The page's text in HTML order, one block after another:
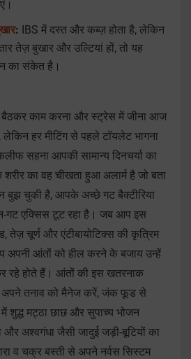
: IBS में दस्त और कब्ज़ होता है, लेकिन
तेज़ बुखार और उल्टियां हों, तो यह
का संकेत है।
बैठकर काम करना और स्ट्रेस में जीना आज
हर मीटिंग से पहले टॉयलेट भागना
सहना आपकी सामान्य दिनचर्या का
का वह चीखता हुआ अलार्म है जो बता
बुझ चुकी है, आपके अच्छे गट बैक्टीरिया
गट एक्सिस टूट रहा है। जब आप इस
तेज़ चूर्ण और एंटीबायोटिक्स की कृत्रिम
अपनी आंतों को हील करने के बजाय उन्हें
रहे होते हैं। आंतों की इस खतरनाक
तनाव को मैनेज करें, जंक फूड से
शुद्ध मट्ठा छाछ और सुपाच्य भोजन
अश्वगंधा जैसी जादुई जड़ी-बूटियों का
व चक्र बस्ती से अपने नर्वस सिस्टम